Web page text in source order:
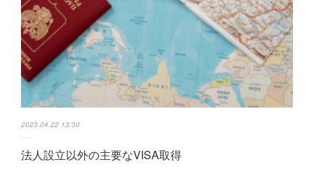
2023.04.22 13:30
法人設立以外の主要なVISA取得